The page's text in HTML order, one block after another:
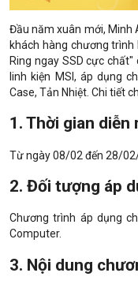
Đầu năm xuân mới, Minh
khách hàng chương trình
Ring ngay SSD cực
linh kiện MSI, áp dụng
Case, Tản Nhiệt. Chi tiết
1. Thời gian diễn
Từ ngày 08/02 đến 28/
2. Đối tượng áp
Chương trình áp dụng
Computer.
3. Nội dung